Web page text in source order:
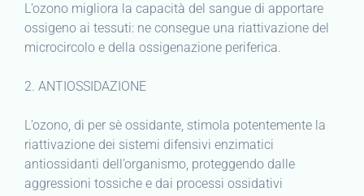
L’ozono migliora la capacità del sangue di apportare
ossigeno ai tessuti: ne consegue una riattivazione del
microcircolo e della ossigenazione periferica.
2. ANTIOSSIDAZIONE
L’ozono, di per sè ossidante, stimola potentemente la
riattivazione dei sistemi difensivi enzimatici
antiossidanti dell’organismo, proteggendo dalle
aggressioni tossiche e dai processi ossidativi